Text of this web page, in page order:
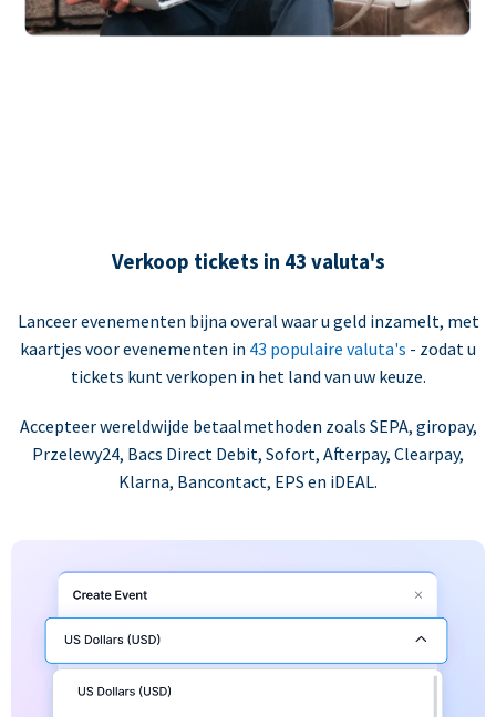
Verkoop tickets in 43 valuta's
Lanceer evenementen bijna overal waar u geld inzamelt, met
kaartjes voor evenementen in 43 populaire valuta's - zodat u
tickets kunt verkopen in het land van uw keuze.
Accepteer wereldwijde betaalmethoden zoals SEPA, giropay,
Przelewy24, Bacs Direct Debit, Sofort, Afterpay, Clearpay,
Klarna, Bancontact, EPS en iDEAL.